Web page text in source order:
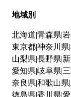
地域別
北海道 青森県
東京都神奈川県
山梨県 長野県
愛知県 岐阜県
奈良県 和歌山県
徳島県 香川県